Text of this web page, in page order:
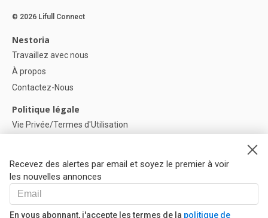
Recevez des alertes par email et soyez le premier à voir
les nouvelles annonces
En vous abonnant, j'accepte les termes de la politique de
© 2026 Lifull Connect
Nestoria
Travaillez avec nous
À propos
Contactez-Nous
Politique légale
Vie Privée/Termes d'Utilisation
Paramètres des cookies
Aide
FAQ